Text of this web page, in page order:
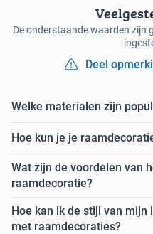
De onderstaande waarden zijn
Deel
Welke materialen zijn
Hoe kun je je
Wat zijn de voordelen van
raamdecoratie?
Hoe kan ik de stijl van
met raamdecoraties?